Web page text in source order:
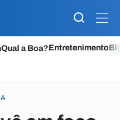
Qual a Boa?Entretenimento